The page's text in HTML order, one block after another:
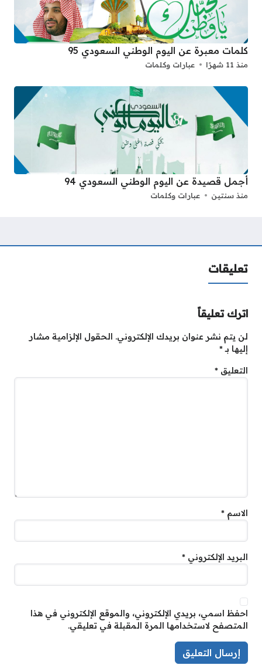
كلمات معبرة عن اليوم الوطني السعودي 95
منذ 11 شهرًا عبارات وكلمات
أجمل قصيدة عن اليوم الوطني السعودي 94
منذ سنتين عبارات وكلمات
تعليقات
اترك تعليقاً
لن يتم نشر عنوان بريدك الإلكتروني.
الحقول الإلزامية مشار
إليها بـ*
التعليق *
الاسم *
البريد الإلكتروني *
احفظ اسمي، بريدي الإلكتروني، والموقع الإلكتروني في هذا
المتصفح لاستخدامها المرة المقبلة في تعليقي.